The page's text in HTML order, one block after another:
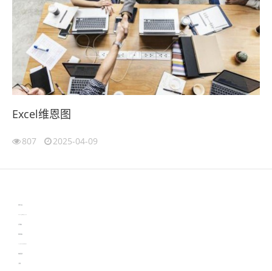
Excel维恩图
807 2025-04-09